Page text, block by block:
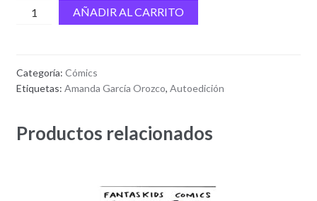
Panteón
cantidad
AÑADIR AL CARRITO
Categoría: Cómics
Etiquetas: Amanda García Orozco, Autoedición
Productos relacionados